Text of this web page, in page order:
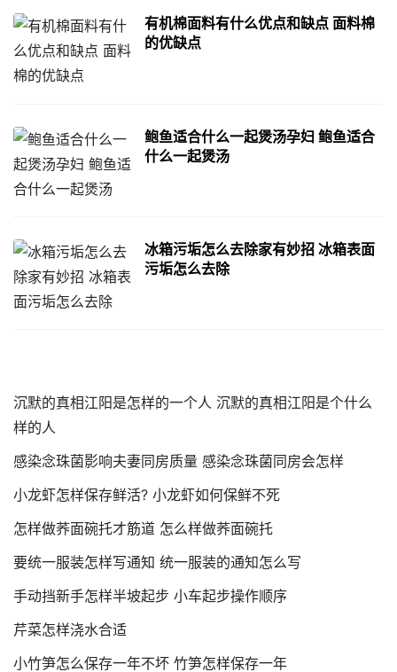
有机棉面料有什么优点和缺点 面料棉
的优缺点
鲍鱼适合什么一起煲汤孕妇 鲍鱼适合
什么一起煲汤
冰箱污垢怎么去除家有妙招 冰箱表面
污垢怎么去除
沉默的真相江阳是怎样的一个人 沉默的真相江阳是个什么
样的人
感染念珠菌影响夫妻同房质量 感染念珠菌同房会怎样
小龙虾怎样保存鲜活? 小龙虾如何保鲜不死
怎样做荞面碗托才筋道 怎么样做荞面碗托
要统一服装怎样写通知 统一服装的通知怎么写
手动挡新手怎样半坡起步 小车起步操作顺序
芹菜怎样浇水合适
小竹笋怎么保存一年不坏 竹笋怎样保存一年